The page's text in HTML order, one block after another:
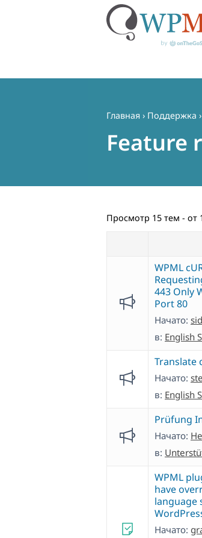
Главная › Поддержка ›
Feature
Просмотр 15 тем - от
WPML
443 Only
Port 80
Начато:
в: English
Translate
Начато:
в: English
Prüfung
Начато:
в:
WPML
have
language
Начато: